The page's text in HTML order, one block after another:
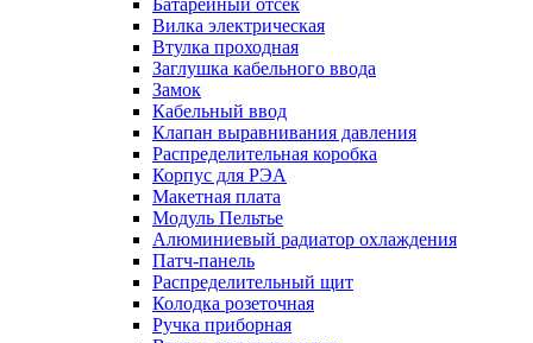
Батарейный отсек
Вилка электрическая
Втулка проходная
Заглушка кабельного ввода
Замок
Кабельный ввод
Клапан выравнивания давления
Распределительная коробка
Корпус для РЭА
Макетная плата
Модуль Пельтье
Алюминиевый радиатор охлаждения
Патч-панель
Распределительный щит
Колодка розеточная
Ручка приборная